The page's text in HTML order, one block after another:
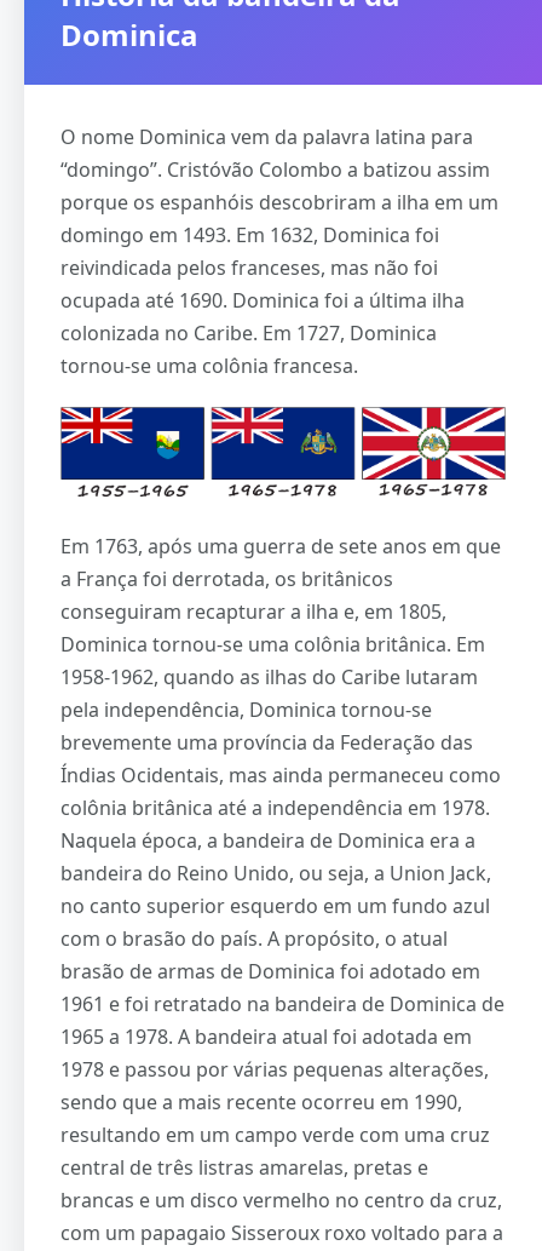
Dominica
O nome Dominica vem da palavra latina para
“domingo”. Cristóvão Colombo a batizou assim
porque os espanhóis descobriram a ilha em um
domingo em 1493. Em 1632, Dominica foi
reivindicada pelos franceses, mas não foi
ocupada até 1690. Dominica foi a última ilha
colonizada no Caribe. Em 1727, Dominica
tornou-se uma colônia francesa.
Em 1763, após uma guerra de sete anos em que
a França foi derrotada, os britânicos
conseguiram recapturar a ilha e, em 1805,
Dominica tornou-se uma colônia britânica. Em
1958-1962, quando as ilhas do Caribe lutaram
pela independência, Dominica tornou-se
brevemente uma província da Federação das
Índias Ocidentais, mas ainda permaneceu como
colônia britânica até a independência em 1978.
Naquela época, a bandeira de Dominica era a
bandeira do Reino Unido, ou seja, a Union Jack,
no canto superior esquerdo em um fundo azul
com o brasão do país. A propósito, o atual
brasão de armas de Dominica foi adotado em
1961 e foi retratado na bandeira de Dominica de
1965 a 1978. A bandeira atual foi adotada em
1978 e passou por várias pequenas alterações,
sendo que a mais recente ocorreu em 1990,
resultando em um campo verde com uma cruz
central de três listras amarelas, pretas e
brancas e um disco vermelho no centro da cruz,
com um papagaio Sisseroux roxo voltado para a